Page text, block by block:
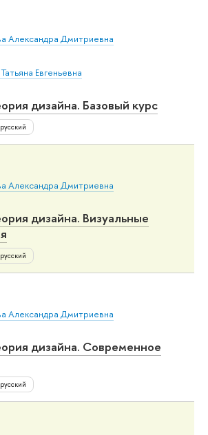
Александра Дмитриевна
Евгеньевна
дизайна. Базовый курс
русский
Александра Дмитриевна
дизайна. Визуальные
русский
Александра Дмитриевна
дизайна. Современное
русский